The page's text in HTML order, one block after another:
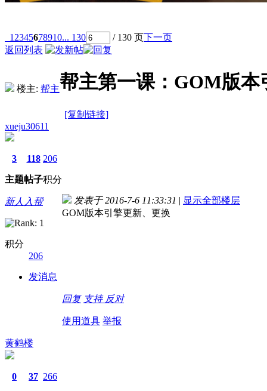
1 2345678910... 130 / 130 页下一页
返回列表
楼主: 帮主帮主第一课：GOM版
[复制链接]
xueju30611
3
主题
118
帖子
206
积分
新人入帮
积分
206
发消息
发表于 2016-7-6 11:33:31 | 显示全部楼层
GOM版本引擎更新、更换
回复 支持 反对
使用道具 举报
黄鹤楼
0 37 266